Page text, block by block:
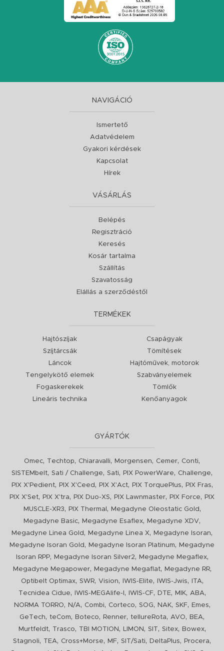
NAVIGÁCIÓ
Ismertető
Adatvédelem
Gyakori kérdések
Kapcsolat
Hírek
VÁSÁRLÁS
Belépés
Regisztráció
Keresés
Kosár tartalma
Szállítás
Szavatosság
Elállás a szerződéstől
TERMÉKEK
Hajtószíjak
Szíjtárcsák
Láncok
Tengelykötő elemek
Fogaskerekek
Lineáris technika
Csapágyak
Tömítések
Hajtóművek, motorok
Szabványelemek
Tömlők
Kenőanyagok
GYÁRTÓK
Omec, Techtop, Chiaravalli, Morgensen, Cemer, Conti,
SISTEMbelt, Sati / Challenge, Sati, PIX PowerWare, Challenge,
PIX X'Pedient, PIX X'Ceed , PIX X'Act, PIX TorquePlus, PIX Fras,
PIX X'Set, PIX X'tra, PIX Duo-XS, PIX Lawnmaster, PIX Force,
PIX
MUSCLE-XR3, PIX Thermal , Megadyne Oleostatic Gold ,
Megadyne Basic, Megadyne Esaflex, Megadyne XDV,
Megadyne Linea Gold , Megadyne Linea X, Megadyne Isoran,
Megadyne Isoran Gold , Megadyne Isoran Platinum,
Megadyne
Isoran RPP, Megadyne Isoran Silver2, Megadyne Megaflex,
Megadyne Megapower, Megadyne Megaflat, Megadyne RR,
Optibelt Optimax, SWR, Vision, IWIS-Elite, IWIS-Jwis, ITA,
Tecnidea Cidue, IWIS-MEGAlife-I , IWIS-CF, DTE, MIK, ABA,
NORMA TORRO, N/A, Combi, Corteco, SOG, NAK, SKF, Emes,
GeTech, teCom, Boteco, Renner, tellureRota, AVO, BEA,
Murtfeldt, Trasco, TBI MOTION , LIMON , SIT, Sitex, Bowex,
Stagnoli, TEA, Cross+Morse, MF, SIT/Sati, DeltaPlus, Procera,